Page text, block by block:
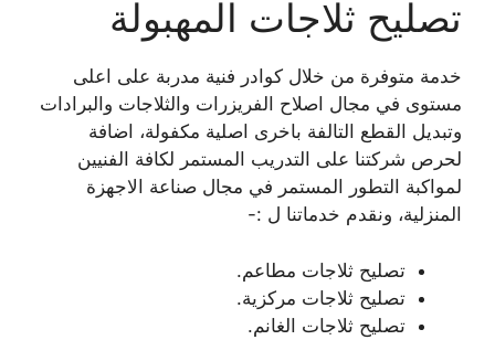
تصليح ثلاجات المهبولة
خدمة متوفرة من خلال كوادر فنية مدربة على اعلى
مستوى في مجال اصلاح الفريزرات والثلاجات والبرادات
وتبديل القطع التالفة باخرى اصلية مكفولة، اضافة
لحرص شركتنا على التدريب المستمر لكافة الفنيين
لمواكبة التطور المستمر في مجال صناعة الاجهزة
المنزلية، ونقدم خدماتنا ل :-
تصليح ثلاجات مطاعم.
تصليح ثلاجات مركزية.
تصليح ثلاجات الغانم.